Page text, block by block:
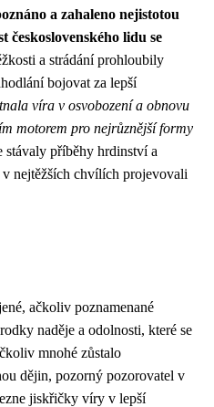
a zahaleno nejistotou
československého lidu se
a strádání prohloubily
bojovat za lepší
víra v osvobození a obnovu
motorem pro nejrůznější formy
stávaly příběhy hrdinství a
nejtěžších chvílích projevovali
ačkoliv poznamenané
naděje a odolnosti, které se
mnohé zůstalo
dějin, pozorný pozorovatel v
jiskřičky víry v lepší